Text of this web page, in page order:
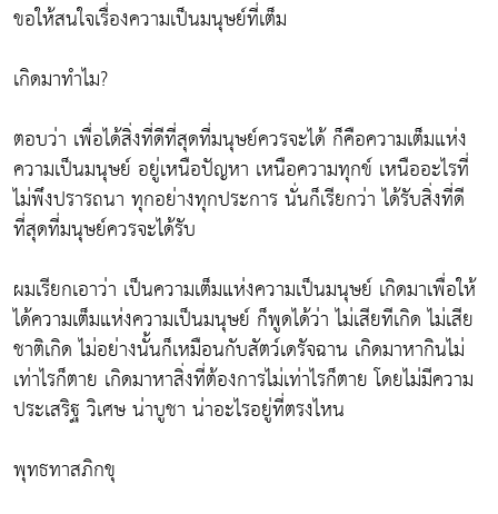
ขอให้สนใจเรื่องความเป็นมนุษย์ที่เต็ม
เกิดมาทำไม?
ตอบว่า เพื่อได้สิ่งที่ดีที่สุดที่มนุษย์ควรจะได้ ก็คือความเต็มแห่ง
ความเป็นมนุษย์ อยู่เหนือปัญหา เหนือความทุกข์ เหนืออะไรที่
ไม่พึงปรารถนา ทุกอย่างทุกประการ นั่นก็เรียกว่า ได้รับสิ่งที่ดี
ที่สุดที่มนุษย์ควรจะได้รับ
ผมเรียกเอาว่า เป็นความเต็มแห่งความเป็นมนุษย์ เกิดมาเพื่อให้
ได้ความเต็มแห่งความเป็นมนุษย์ ก็พูดได้ว่า ไม่เสียทีเกิด ไม่เสีย
ชาติเกิด ไม่อย่างนั้นก็เหมือนกับสัตว์เดรัจฉาน เกิดมาหากินไม่
เท่าไรก็ตาย เกิดมาหาสิ่งที่ต้องการไม่เท่าไรก็ตาย โดยไม่มีความ
ประเสริฐ วิเศษ น่าบูชา น่าอะไรอยู่ที่ตรงไหน
พุทธทาสภิกขุ